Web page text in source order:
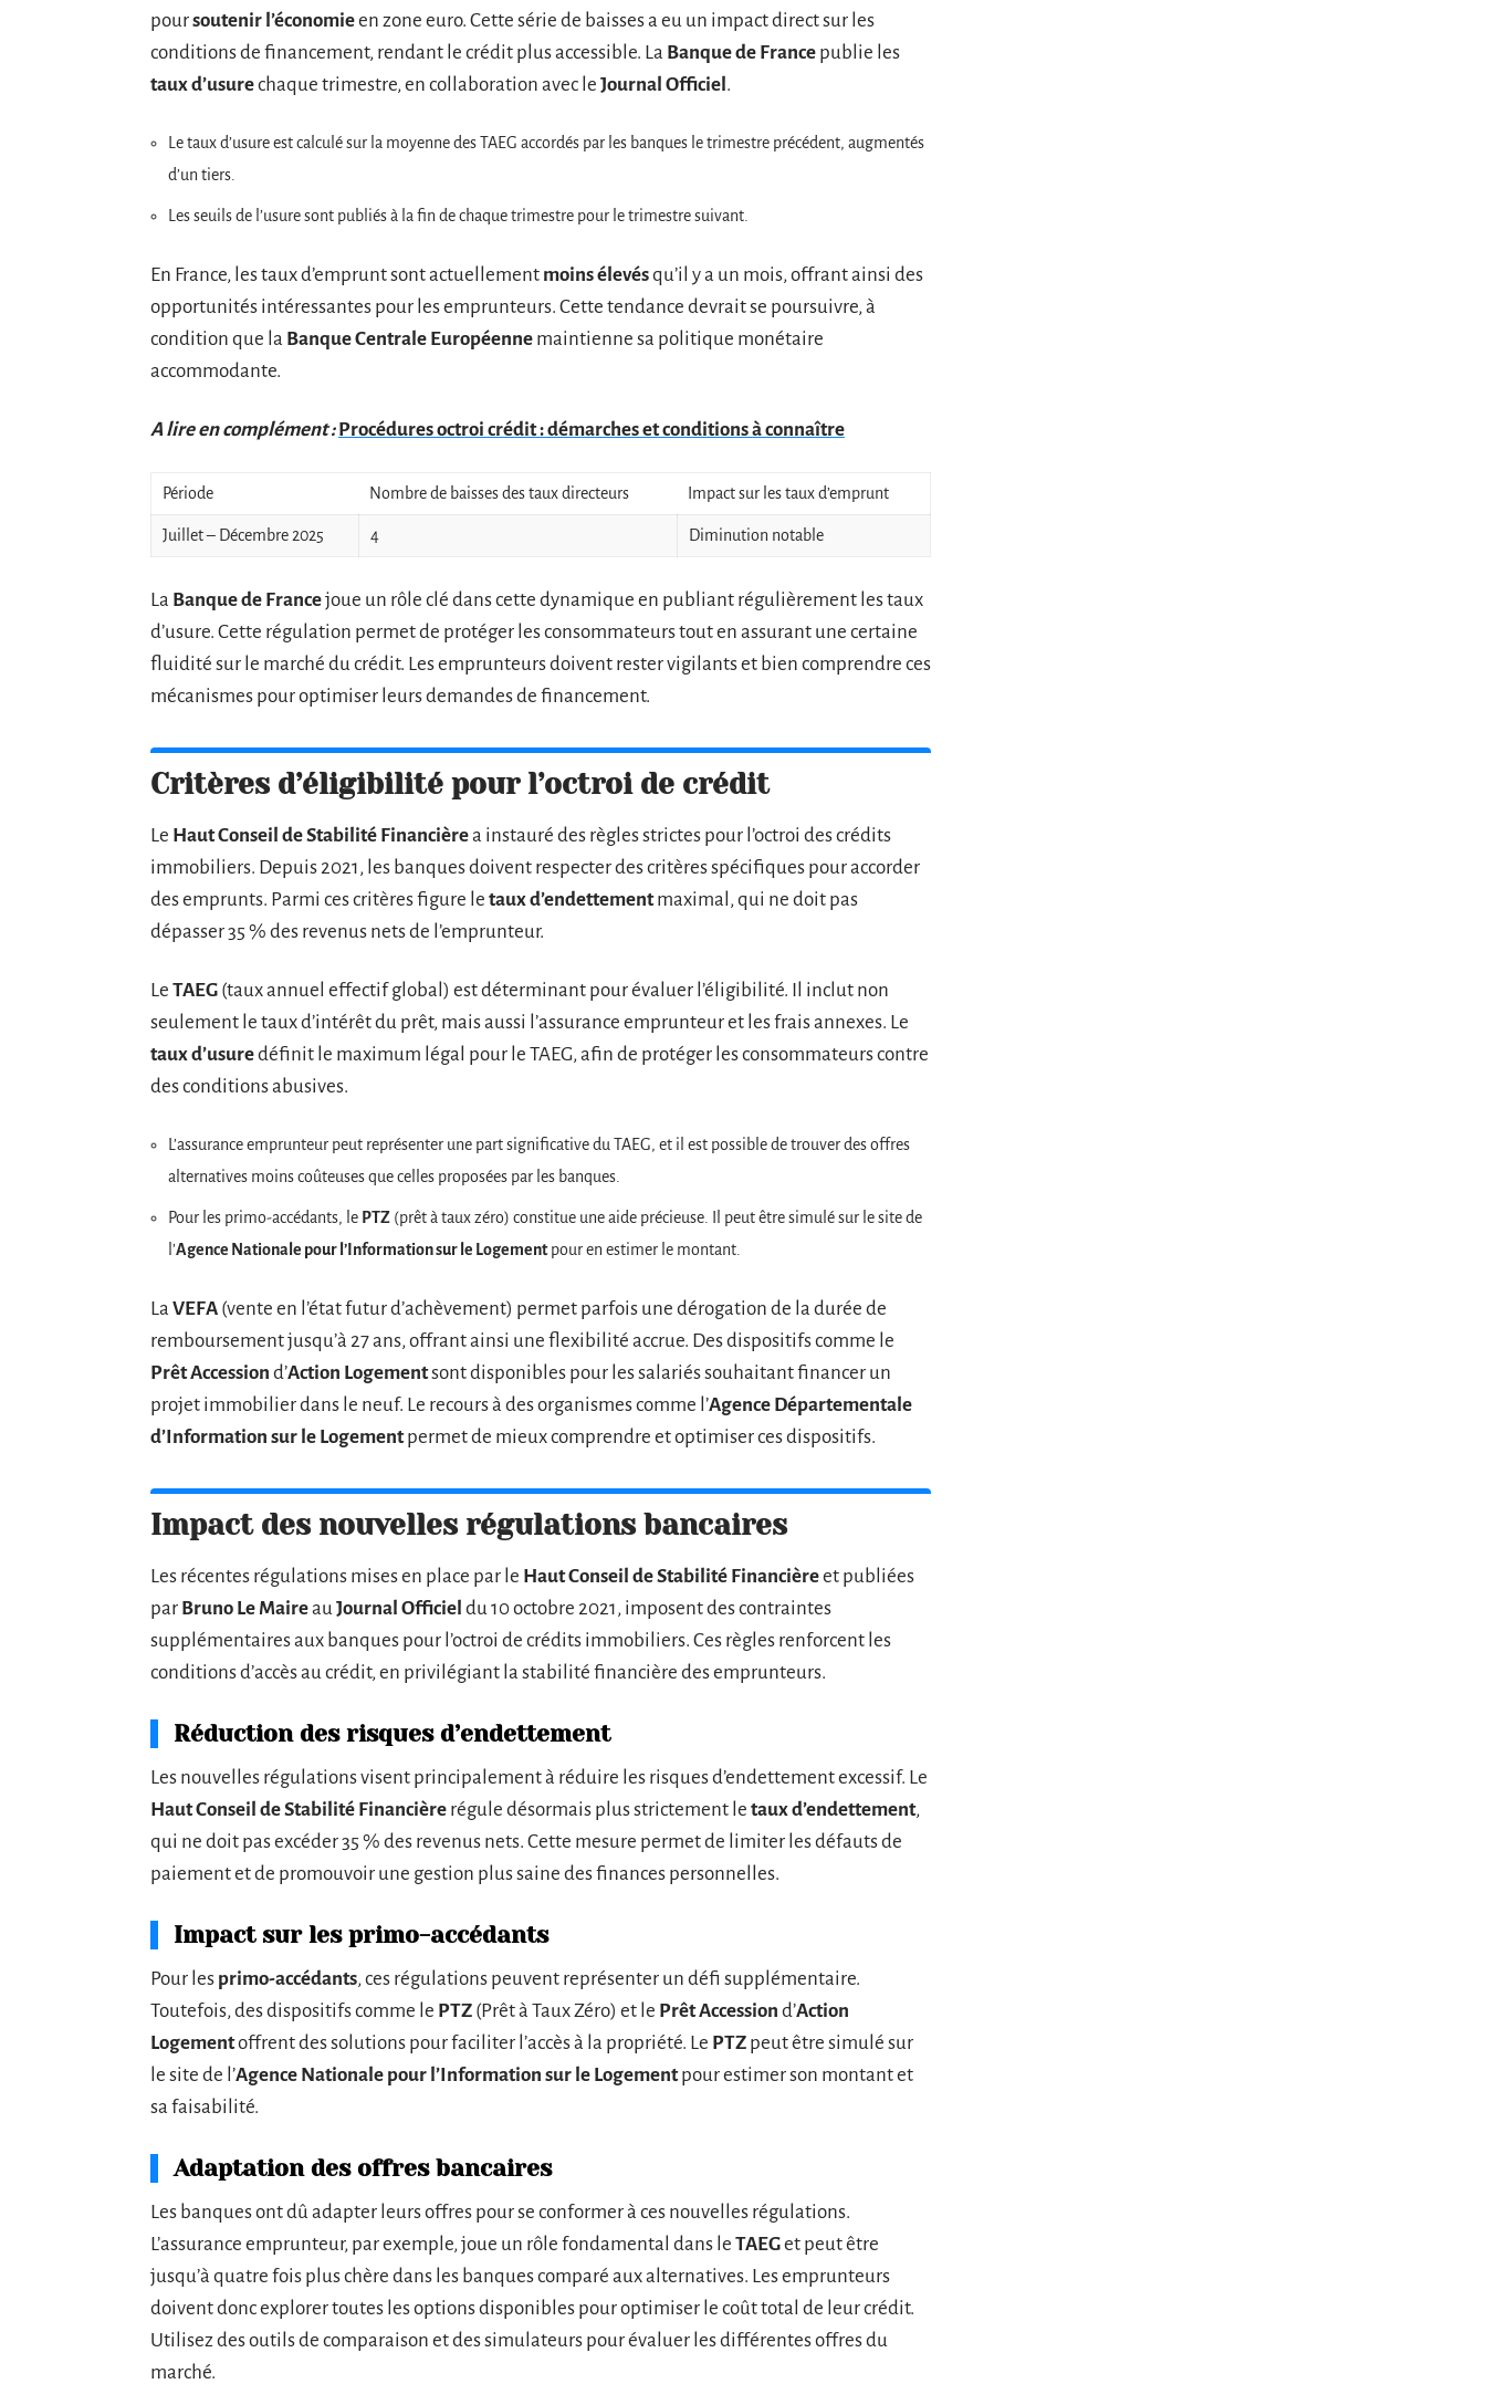
poursoutenir l’économieen zone euro. Cette série de baisses a eu un impact direct sur les
conditions de financement, rendant le crédit plus accessible. La Banque de France publie les
taux d’usurechaque trimestre, en collaboration avec le Journal Officiel.
Le taux d’usure est calculé sur la moyenne des TAEG accordés par les banques le trimestre précédent, augmentés
d’un tiers.
Les seuils de l’usure sont publiés à la fin de chaque trimestre pour le trimestre suivant.
En France, les taux d’emprunt sont actuellement moins élevésqu’il y a un mois, offrant ainsi des
opportunités intéressantes pour les emprunteurs. Cette tendance devrait se poursuivre, à
condition que la Banque Centrale Européenne maintienne sa politique monétaire
accommodante.
A lire en complément : Procédures octroi crédit : démarches et conditions à connaître
Période Nombre de baisses des taux directeurs Impact sur les taux d’emprunt
Juillet – Décembre 2025 4 Diminution notable
La Banque de Francejoue un rôle clé dans cette dynamique en publiant régulièrement les taux
d’usure. Cette régulation permet de protéger les consommateurs tout en assurant une certaine
fluidité sur le marché du crédit. Les emprunteurs doivent rester vigilants et bien comprendre ces
mécanismes pour optimiser leurs demandes de financement.
Critères d’éligibilité pour l’octroi de crédit
Le Haut Conseil de Stabilité Financièrea instauré des règles strictes pour l’octroi des crédits
immobiliers. Depuis 2021, les banques doivent respecter des critères spécifiques pour accorder
des emprunts. Parmi ces critères figure le taux d’endettementmaximal, qui ne doit pas
dépasser 35 % des revenus nets de l’emprunteur.
Le TAEG (taux annuel effectif global) est déterminant pour évaluer l’éligibilité. Il inclut non
seulement le taux d’intérêt du prêt, mais aussi l’assurance emprunteur et les frais annexes. Le
taux d’usuredéfinit le maximum légal pour le TAEG, afin de protéger les consommateurs contre
des conditions abusives.
L’assurance emprunteur peut représenter une part significative du TAEG, et il est possible de trouver des offres
alternatives moins coûteuses que celles proposées par les banques.
Pour les primo-accédants, le PTZ (prêt à taux zéro) constitue une aide précieuse. Il peut être simulé sur le site de
l’Agence Nationale pour l’Information sur le Logementpour en estimer le montant.
La VEFA (vente en l’état futur d’achèvement) permet parfois une dérogation de la durée de
remboursement jusqu’à 27 ans, offrant ainsi une flexibilité accrue. Des dispositifs comme le
Prêt Accession d’Action Logementsont disponibles pour les salariés souhaitant financer un
projet immobilier dans le neuf. Le recours à des organismes comme l’Agence Départementale
d’Information sur le Logementpermet de mieux comprendre et optimiser ces dispositifs.
Impact des nouvelles régulations bancaires
Les récentes régulations mises en place par le Haut Conseil de Stabilité Financièreet publiées
par Bruno Le MaireauJournal Officiel du 10 octobre 2021, imposent des contraintes
supplémentaires aux banques pour l’octroi de crédits immobiliers. Ces règles renforcent les
conditions d’accès au crédit, en privilégiant la stabilité financière des emprunteurs.
Réduction des risques d’endettement
Les nouvelles régulations visent principalement à réduire les risques d’endettement excessif. Le
Haut Conseil de Stabilité Financière régule désormais plus strictement le taux d’endettement,
qui ne doit pas excéder 35 % des revenus nets. Cette mesure permet de limiter les défauts de
paiement et de promouvoir une gestion plus saine des finances personnelles.
Impact sur les primo-accédants
Pour les primo-accédants, ces régulations peuvent représenter un défi supplémentaire.
Toutefois, des dispositifs comme le PTZ (Prêt à Taux Zéro) et le Prêt Accession d’Action
Logementoffrent des solutions pour faciliter l’accès à la propriété. Le PTZ peut être simulé sur
le site de l’Agence Nationale pour l’Information sur le Logementpour estimer son montant et
sa faisabilité.
Adaptation des offres bancaires
Les banques ont dû adapter leurs offres pour se conformer à ces nouvelles régulations.
L’assurance emprunteur, par exemple, joue un rôle fondamental dans le TAEGet peut être
jusqu’à quatre fois plus chère dans les banques comparé aux alternatives. Les emprunteurs
doivent donc explorer toutes les options disponibles pour optimiser le coût total de leur crédit.
Utilisez des outils de comparaison et des simulateurs pour évaluer les différentes offres du
marché.